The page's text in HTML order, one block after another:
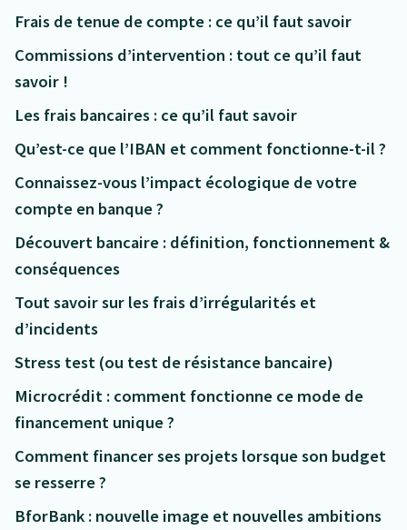
Frais de tenue de compte : ce qu’il faut savoir
Commissions d’intervention : tout ce qu’il faut
savoir !
Les frais bancaires : ce qu’il faut savoir
Qu’est-ce que l’IBAN et comment fonctionne-t-il ?
Connaissez-vous l’impact écologique de votre
compte en banque ?
Découvert bancaire : définition, fonctionnement &
conséquences
Tout savoir sur les frais d’irrégularités et
d’incidents
Stress test (ou test de résistance bancaire)
Microcrédit : comment fonctionne ce mode de
financement unique ?
Comment financer ses projets lorsque son budget
se resserre ?
BforBank : nouvelle image et nouvelles ambitions